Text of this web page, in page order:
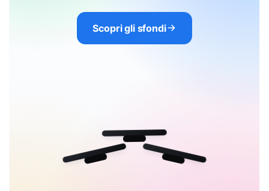
Scopri gli sfondi